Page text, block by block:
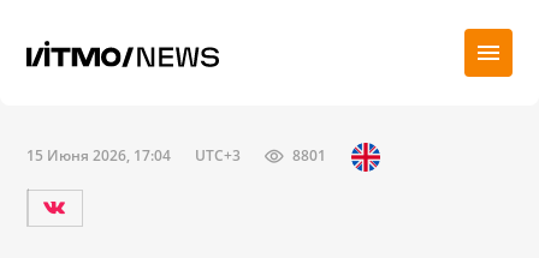
15 Июня 2026, 17:04 UTC+3 8801